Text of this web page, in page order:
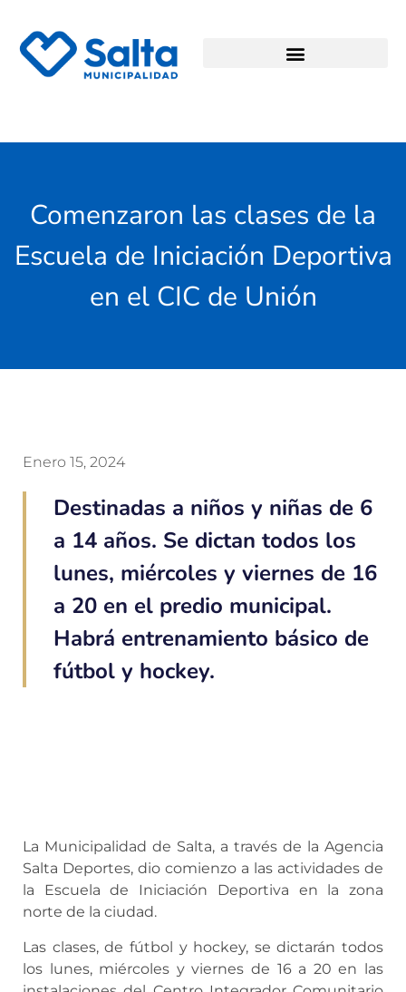
Comenzaron las clases de la
Escuela de Iniciación Deportiva
en el CIC de Unión
Enero 15, 2024
Destinadas a niños y niñas de 6
a 14 años. Se dictan todos los
lunes, miércoles y viernes de 16
a 20 en el predio municipal.
Habrá entrenamiento básico de
fútbol y hockey.
La Municipalidad de Salta, a través de la Agencia
Salta Deportes, dio comienzo a las actividades de
la Escuela de Iniciación Deportiva en la zona
norte de la ciudad.
Las clases, de fútbol y hockey, se dictarán todos
los lunes, miércoles y viernes de 16 a 20 en las